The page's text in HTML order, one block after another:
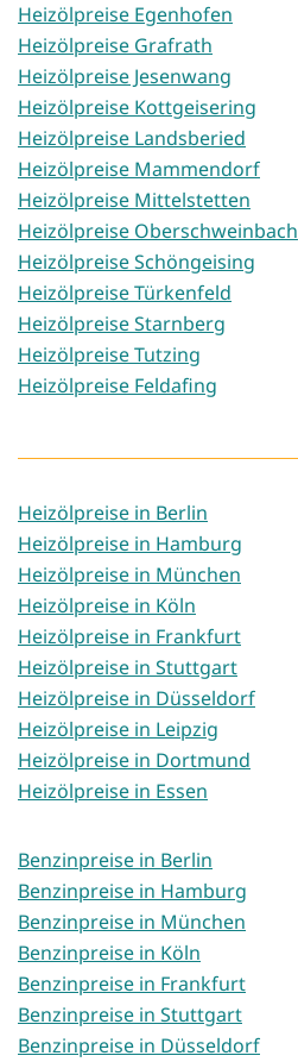
Heizölpreise Egenhofen
Heizölpreise Grafrath
Heizölpreise Jesenwang
Heizölpreise Kottgeisering
Heizölpreise Landsberied
Heizölpreise Mammendorf
Heizölpreise Mittelstetten
Heizölpreise Oberschweinbach
Heizölpreise Schöngeising
Heizölpreise Türkenfeld
Heizölpreise Starnberg
Heizölpreise Tutzing
Heizölpreise Feldafing
Heizölpreise in Berlin
Heizölpreise in Hamburg
Heizölpreise in München
Heizölpreise in Köln
Heizölpreise in Frankfurt
Heizölpreise in Stuttgart
Heizölpreise in Düsseldorf
Heizölpreise in Leipzig
Heizölpreise in Dortmund
Heizölpreise in Essen
Benzinpreise in Berlin
Benzinpreise in Hamburg
Benzinpreise in München
Benzinpreise in Köln
Benzinpreise in Frankfurt
Benzinpreise in Stuttgart
Benzinpreise in Düsseldorf